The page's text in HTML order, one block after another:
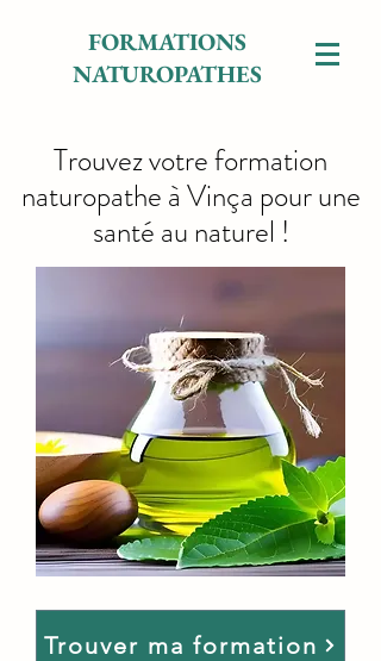
FORMATIONS
NATUROPATHES
Trouvez votre formation
naturopathe à Vinça pour une
santé au naturel !
Trouver ma formation